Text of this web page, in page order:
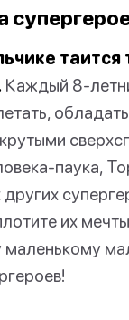
таится
Каждый 8-
паука,
других
их
маленькому